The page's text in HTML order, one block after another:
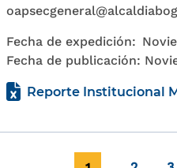
Fecha de expedición:
Fecha de publicación:
Reporte Institucional